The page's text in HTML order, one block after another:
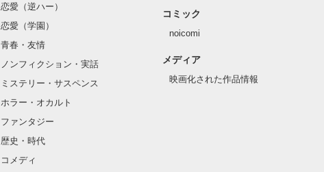
             さあや
               ×
      テニスバカでツンデレ人気男子
             ゆうま
恋愛（逆ハー）
恋愛（学園）
青春・友情
ノンフィクション・実話
ミステリー・サスペンス
ホラー・オカルト
ファンタジー
歴史・時代
コメディ
コミック
noicomi
メディア
映画化された作品情報